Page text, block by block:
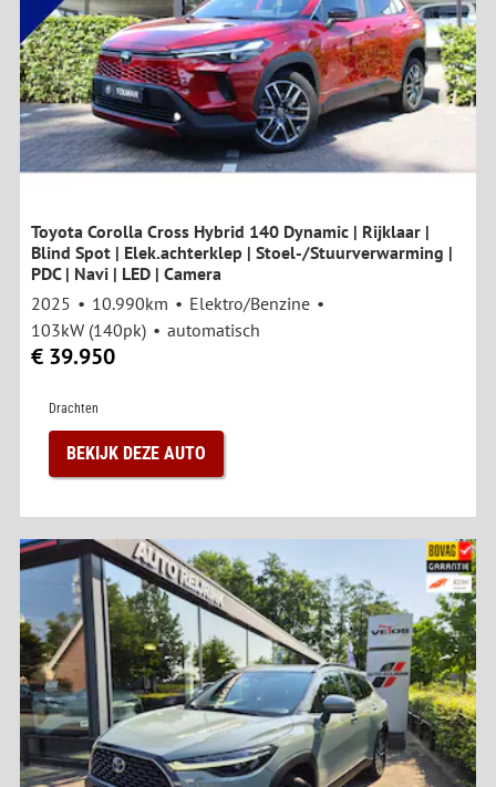
Toyota Corolla Cross Hybrid 140 Dynamic | Rijklaar |
Blind Spot | Elek.achterklep | Stoel-/Stuurverwarming |
PDC | Navi | LED | Camera
2025
10.990km
Elektro/Benzine
103kW (140pk)
automatisch
€ 39.950
Drachten
BEKIJK DEZE AUTO